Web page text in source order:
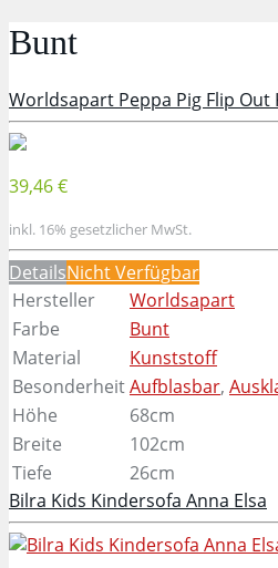
Bunt
Worldsapart Peppa Pig Flip Out
39,46 €
inkl. 16% gesetzlicher MwSt.
DetailsNicht Verfügbar
Hersteller
Worldsapart
Farbe
Bunt
Material
Kunststoff
BesonderheitAufblasbar,
Höhe
68cm
Breite
102cm
Tiefe
26cm
Bilra Kids Kindersofa Anna Elsa